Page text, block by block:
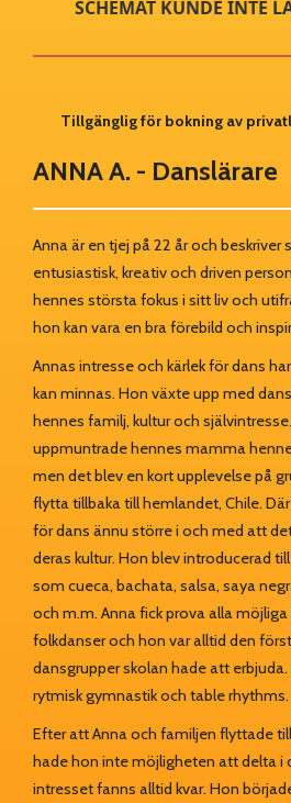
SCHEMAT KUNDE INTE
Tillgänglig för bokning av
ANNA A. - Danslärare
Anna är en tjej på 22 år och beskriver
entusiastisk, kreativ och driven
hennes största fokus i sitt liv och
hon kan vara en bra förebild och
Annas intresse och kärlek för dans
kan minnas. Hon växte upp med
hennes familj, kultur och
uppmuntrade hennes mamma
men det blev en kort upplevelse på
flytta tillbaka till hemlandet, Chile.
för dans ännu större i och med att
deras kultur. Hon blev introducerad
som cueca, bachata, salsa, saya
och m.m. Anna fick prova alla
folkdanser och hon var alltid den
dansgrupper skolan hade att
rytmisk gymnastik och table rhythms.
Efter att Anna och familjen flyttade
hade hon inte möjligheten att delta i
intresset fanns alltid kvar. Hon